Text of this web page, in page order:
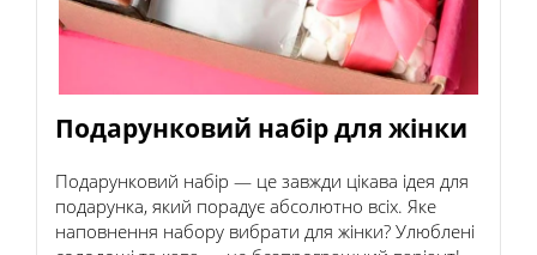
Подарунковий набір для жінки
Подарунковий набір — це завжди цікава ідея для
подарунка, який порадує абсолютно всіх. Яке
наповнення набору вибрати для жінки? Улюблені